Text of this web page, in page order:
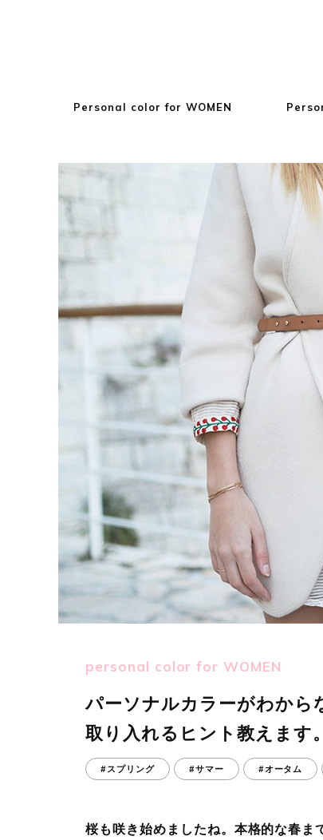
Personal color for WOMEN
personal color for WOMEN
パーソナルカラーがわか
取り入れるヒント教えます
#スプリング #サマー #オータム
桜も咲き始めましたね。本格的な春